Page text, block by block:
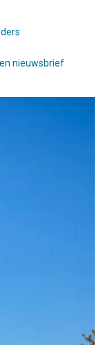
nieuwsbrief